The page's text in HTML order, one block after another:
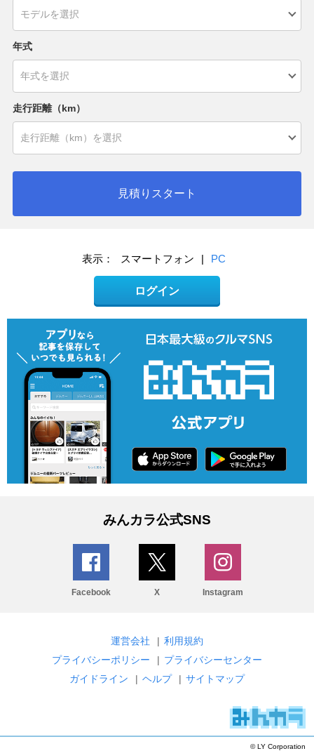
年式
走行距離（km）
見積りスタート
表示： スマートフォン PC
ログイン
みんカラ公式SNS
Facebook X Instagram
運営会社 | 利用規約
プライバシーポリシー
| プライバシーセンター
ガイドライン
| ヘルプ | サイトマップ
© LY Corporation